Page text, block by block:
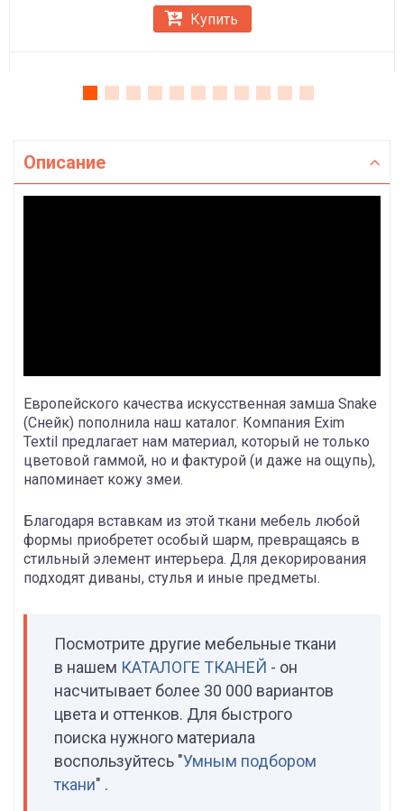
Купить
Описание
Европейского качества искусственная замша Snake
(Снейк) пополнила наш каталог. Компания Exim
Textil предлагает нам материал, который не только
цветовой гаммой, но и фактурой (и даже на ощупь),
напоминает кожу змеи.
Благодаря вставкам из этой ткани мебель любой
формы приобретет особый шарм, превращаясь в
стильный элемент интерьера. Для декорирования
подходят диваны, стулья и иные предметы.
Посмотрите другие мебельные ткани
в нашем КАТАЛОГЕ ТКАНЕЙ - он
насчитывает более 30 000 вариантов
цвета и оттенков. Для быстрого
поиска нужного материала
воспользуйтесь "Умным подбором
ткани" .